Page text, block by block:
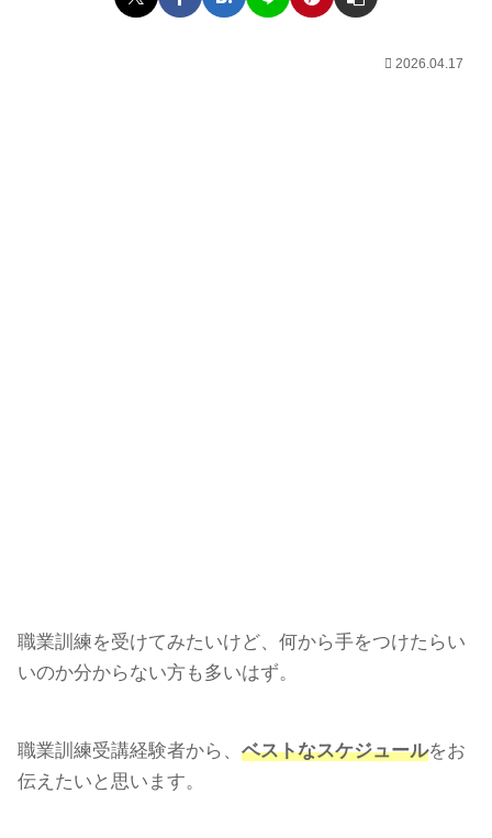
2026.04.17
職業訓練を受けてみたいけど、何から手をつけたらい
いのか分からない方も多いはず。
職業訓練受講経験者から、 ベストなスケジュールをお
伝えたいと思います。